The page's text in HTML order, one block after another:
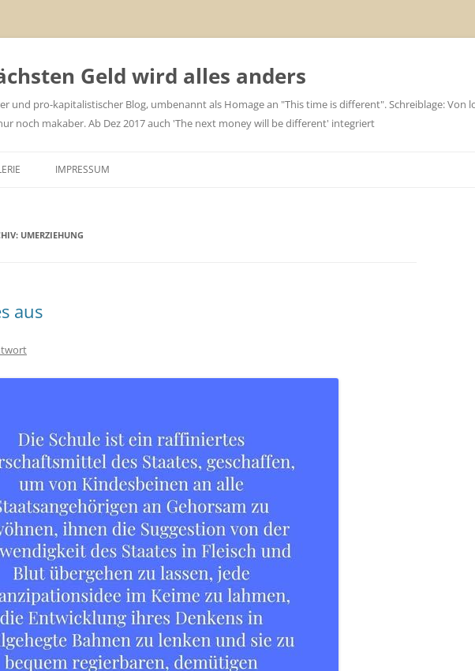
Geld wird alles anders
und pro-kapitalistischer Blog, umbenannt als Homage an "This time is different". Schreiblage: Von
noch makaber. Ab Dez 2017 auch 'The next money will be different' integriert
IMPRESSUM
UMERZIEHUNG
aus